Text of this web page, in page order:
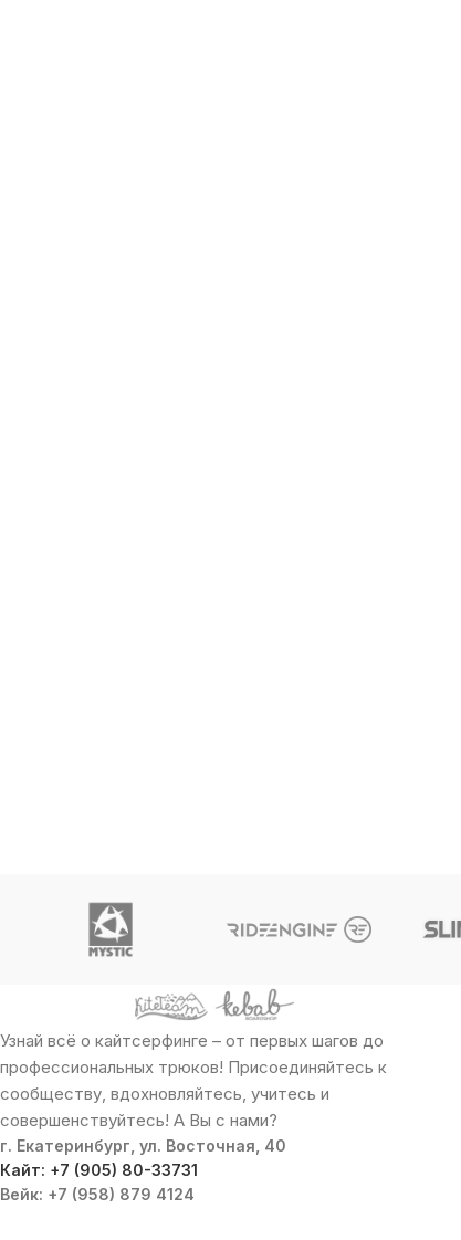
Узнай всё о кайтсерфинге – от первых шагов до
профессиональных трюков! Присоединяйтесь к
сообществу, вдохновляйтесь, учитесь и
совершенствуйтесь! А Вы с нами?
г. Екатеринбург, ул. Восточная, 40
Кайт: +7 (905) 80-33731
Вейк: +7 (958) 879 4124